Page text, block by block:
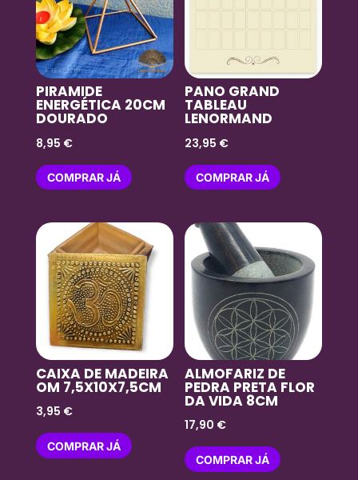
PIRAMIDE
ENERGÉTICA 20CM
DOURADO
8,95 €
COMPRAR JÁ
PANO GRAND
TABLEAU
LENORMAND
23,95 €
COMPRAR JÁ
CAIXA DE MADEIRA
OM 7,5X10X7,5CM
3,95 €
COMPRAR JÁ
ALMOFARIZ DE
PEDRA PRETA FLOR
DA VIDA 8CM
17,90 €
COMPRAR JÁ